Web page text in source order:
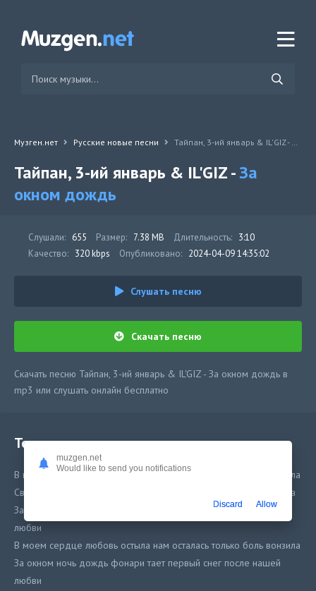
Музген.нет Русские новые песни Тайпан, 3-ий январь & IL'GIZ - За окном дождь
Тайпан, 3-ий январь & IL'GIZ -За
окном дождь
Слушали: 655 Размер: 7.38 MB Длительность: 3:10
Качество: 320 kbps Опубликовано: 2024-04-09 14:35:02
Слушать песню
Скачать песню
Скачать песню Тайпан, 3-ий январь & IL'GIZ - За окном дождь в
mp3 или слушать онлайн бесплатно
Текст песни
В моем сердце любовь остыла нам осталась только боль вонзила
Своей красотой меня даже не поняла сколько боли ты принесла
За окном ночь дождь фонари тает первый снег после нашей
любви
В моем сердце любовь остыла нам осталась только боль вонзила
За окном ночь дождь фонари тает первый снег после нашей
любви
muzgen.net
Would like to send you notifications
Discard Allow